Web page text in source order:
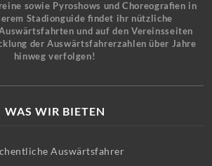
sowie Pyroshows und Choreografien in
Stadionguide findet ihr nützliche
und auf den Vereinsseiten
der Auswärtsfahrerzahlen über Jahre
hinweg verfolgen!
WAS WIR BIETEN
Auswärtsfahrer